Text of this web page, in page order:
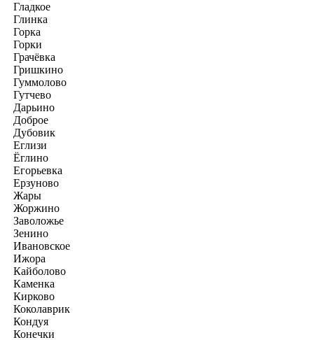
Гладкое
Глинка
Горка
Горки
Грачёвка
Гришкино
Гуммолово
Гутчево
Дарьино
Доброе
Дубовик
Еглизи
Ёглино
Егорьевка
Ерзуново
Жары
Жоржино
Заволожье
Зенино
Ивановское
Ижора
Кайболово
Каменка
Кирково
Коколаврик
Кондуя
Конечки